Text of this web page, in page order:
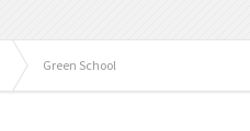
Green School